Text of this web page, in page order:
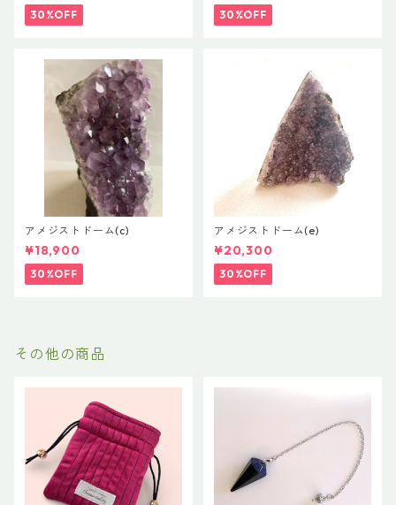
30%OFF 30%OFF
アメジストドーム(c)
¥18,900
30%OFF
アメジストドーム(e)
¥20,300
30%OFF
その他の商品